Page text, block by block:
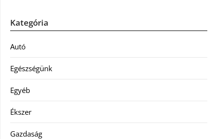
Kategória
Autó
Egészségünk
Egyéb
Ékszer
Gazdaság